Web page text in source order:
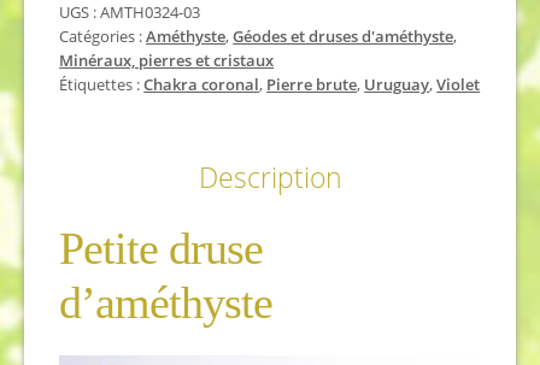
d'améthyste
d'Uruguay
9,5
cm
UGS :AMTH0324-03
Catégories :Améthyste,Géodes et druses d'améthyste,
Minéraux, pierres et cristaux
Étiquettes :Chakra coronal, Pierre brute, Uruguay,Violet
Description
Petite druse
d’améthyste